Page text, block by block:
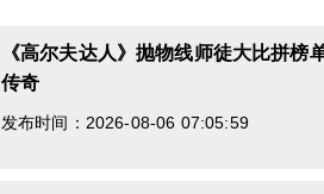
《高尔夫达人》抛物线师徒大比拼榜
传奇
发布时间：2026-08-06 07:05:59